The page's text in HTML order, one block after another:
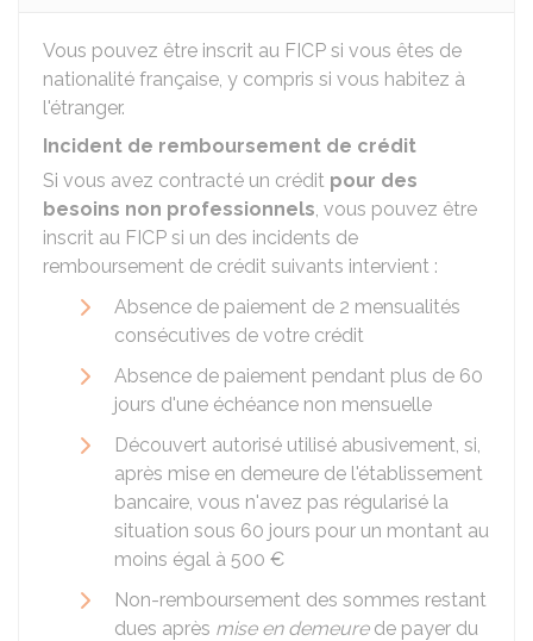
Vous pouvez être inscrit au FICP si vous êtes de
nationalité française, y compris si vous habitez à
l'étranger.
Incident de remboursement de crédit
Si vous avez contracté un crédit pour des
besoins non professionnels, vous pouvez être
inscrit au FICP si un des incidents de
remboursement de crédit suivants intervient :
Absence de paiement de 2 mensualités
consécutives de votre crédit
Absence de paiement pendant plus de 60
jours d'une échéance non mensuelle
Découvert autorisé utilisé abusivement, si,
après mise en demeure de l'établissement
bancaire, vous n'avez pas régularisé la
situation sous 60 jours pour un montant au
moins égal à 500 €
Non-remboursement des sommes restant
dues après mise en demeurede payer du